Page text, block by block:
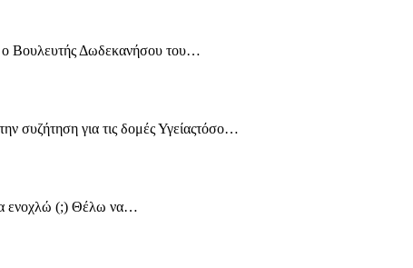
ο Βουλευτής Δωδεκανήσου του…
συζήτηση για τις δομές Υγείαςτόσο…
να ενοχλώ (;) Θέλω να…